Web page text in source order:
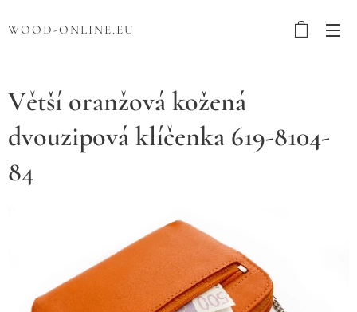
WOOD-ONLINE.EU
Větší oranžová kožená
dvouzipová klíčenka 619-8104-
84